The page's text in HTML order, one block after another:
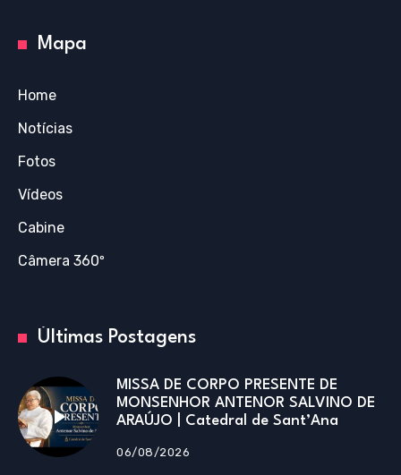
Mapa
Home
Notícias
Fotos
Vídeos
Cabine
Câmera 360º
Últimas Postagens
MISSA DE CORPO PRESENTE DE
MONSENHOR ANTENOR SALVINO DE
ARAÚJO | Catedral de Sant’Ana
06/08/2026